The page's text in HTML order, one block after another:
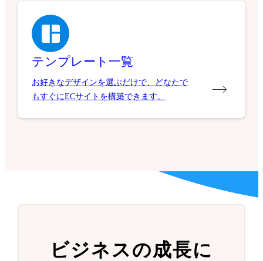
テンプレート一覧
お好きなデザインを選ぶだけで、どなたで
もすぐにECサイトを構築できます。
ビジネスの成長に